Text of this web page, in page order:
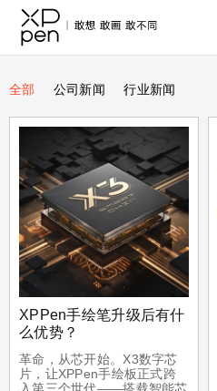
全部 公司新闻 行业新闻
XPPen手绘笔升级后有什
么优势？
革命，从芯开始。X3数字芯
片，让XPPen手绘板正式跨